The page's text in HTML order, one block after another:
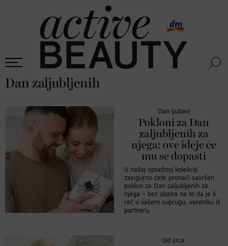
Dan zaljubljenih
Dan ljubavi
Pokloni za Dan
zaljubljenih za
njega: ove ideje će
mu se dopasti
U našoj opsežnoj kolekciji
zasigurno ćete pronaći savršen
poklon za Dan zaljubljenih za
njega – bez obzira na to da je li
reč o vašem suprugu, vereniku ili
partneru.
Od srca